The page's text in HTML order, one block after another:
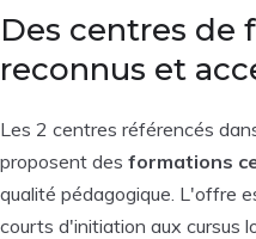
Des centres de
reconnus et
Les 2 centres référencés
proposent des formations
qualité pédagogique. L'offre
courts d'initiation aux cursus